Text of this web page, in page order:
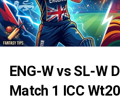
ENG-W vs SL-W
Match 1 ICC